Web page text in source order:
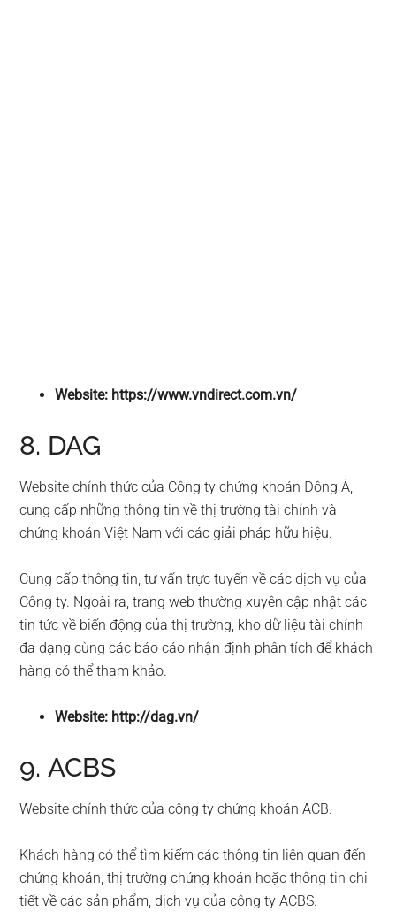
Website: https://www.vndirect.com.vn/
8. DAG
Website chính thức của Công ty chứng khoán Đông Á,
cung cấp những thông tin về thị trường tài chính và
chứng khoán Việt Nam với các giải pháp hữu hiệu.
Cung cấp thông tin, tư vấn trực tuyến về các dịch vụ của
Công ty. Ngoài ra, trang web thường xuyên cập nhật các
tin tức về biến động của thị trường, kho dữ liệu tài chính
đa dạng cùng các báo cáo nhận định phân tích để khách
hàng có thể tham khảo.
Website: http://dag.vn/
9. ACBS
Website chính thức của công ty chứng khoán ACB.
Khách hàng có thể tìm kiếm các thông tin liên quan đến
chứng khoán, thị trường chứng khoán hoặc thông tin chi
tiết về các sản phẩm, dịch vụ của công ty ACBS.